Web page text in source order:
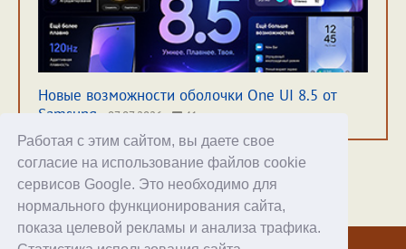
Работая с этим сайтом, вы даете свое
согласие на использование файлов cookie
сервисов Google. Это необходимо для
нормального функционирования сайта,
показа целевой рекламы и анализа трафика.
Новые возможности оболочки One UI 8.5 от
Samsung
07.07.2026 41
Хостинг